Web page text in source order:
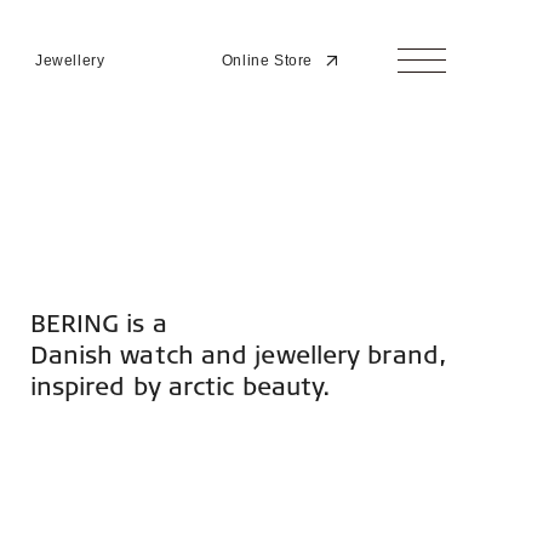
Jewellery Online Store
BERING is a
Danish watch and jewellery brand,
inspired by arctic beauty.